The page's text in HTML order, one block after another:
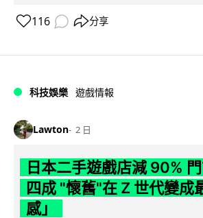
116 分享
科技娛樂 遊戲情報
Lawton 2 日
日本二手遊戲店減 90%
四成 "懷舊"在 Z 世代變成
感」